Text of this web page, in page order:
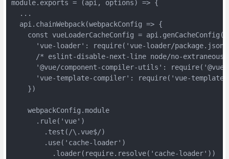
module.exports = (api, options) => {
  ...
  api.chainWebpack(webpackConfig => {
const vueLoaderCacheConfig =
'vue-loader': require('vue-loader/
/* eslint-disable-next-line node/no-
'@vue/component-compiler-utils':
'vue-template-compiler': require('vue-
    })
    webpackConfig.module
      .rule('vue')
        .test(/\.vue$/)
        .use('cache-loader')
          .loader(require.resolve('cache-loader'))